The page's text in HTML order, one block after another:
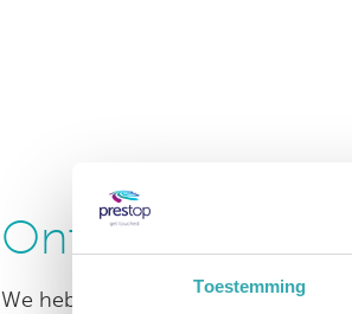
Toestemming
Ontdek onze
We hebben een breed scala aan